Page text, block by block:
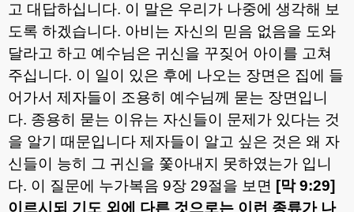
고 대답하십니다. 이 말은 우리가 나중에 생각해 보
도록 하겠습니다. 아비는 자신의 믿음 없음을 도와
달라고 하고 예수님은 귀신을 꾸짖어 아이를 고쳐
주십니다. 이 일이 있은 후에 나오는 장면은 집에 들
어가서 제자들이 조용히 예수님께 묻는 장면입니
다. 종용히 묻는 이유는 자신들이 문제가 있다는 것
을 알기 때문입니다 제자들이 알고 싶은 것은 왜 자
신들이 능히 그 귀신을 쫓아내지 못하였는가 입니
다. 이 질문에 누가복음 9장 29절을 보면 [막9:29]
이르시되 기도 외에 다른 것으로는 이런 종류가 나